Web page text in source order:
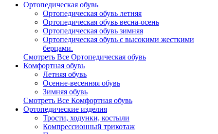
Ортопедическая обувь
Ортопедическая обувь летняя
Ортопедическая обувь весна-осень
Ортопедическая обувь зимняя
Ортопедическая обувь с высокими жесткими
берцами.
Смотреть Все Ортопедическая обувь
Комфортная обувь
Летняя обувь
Осенне-весенняя обувь
Зимняя обувь
Смотреть Все Комфортная обувь
Ортопедические изделия
Трости, ходунки, костыли
Компрессионный трикотаж